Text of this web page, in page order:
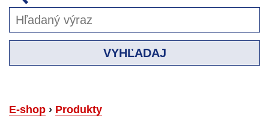
VYHĽADAJ
E-shop › Produkty